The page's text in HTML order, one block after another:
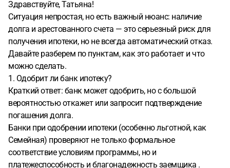
Здравствуйте, Татьяна!
Ситуация непростая, но есть важный нюанс: наличие
долга и арестованного счета — это серьезный риск для
получения ипотеки, но не всегда автоматический отказ.
Давайте разберем по пунктам, как это работает и что
можно сделать.
1. Одобрит ли банк ипотеку?
Краткий ответ: банк может одобрить, но с большой
вероятностью откажет или запросит подтверждение
погашения долга.
Банки при одобрении ипотеки (особенно льготной, как
Семейная) проверяют не только формальное
соответствие условиям программы, но и
платежеспособность и благонадежность заемщика .